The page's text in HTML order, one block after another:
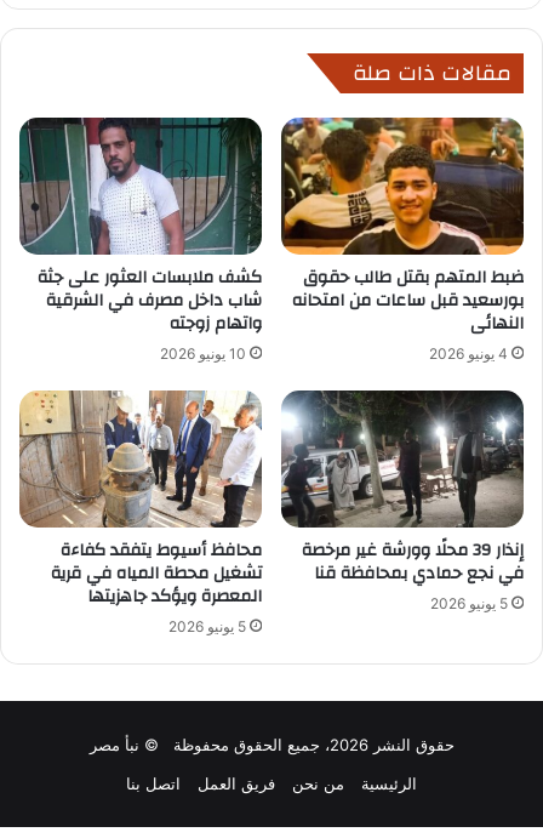
مقالات ذات صلة
ضبط المتهم بقتل طالب حقوق
بورسعيد قبل ساعات من امتحانه
النهائى
4 يونيو 2026
كشف ملابسات العثور على جثة
شاب داخل مصرف في الشرقية
واتهام زوجته
10 يونيو 2026
إنذار 39 محلًا وورشة غير مرخصة
في نجع حمادي بمحافظة قنا
5 يونيو 2026
محافظ أسيوط يتفقد كفاءة
تشغيل محطة المياه في قرية
المعصرة ويؤكد جاهزيتها
5 يونيو 2026
حقوق النشر 2026، جميع الحقوق محفوظة © نبأ مصر
الرئيسية
من نحن فريق العمل اتصل بنا